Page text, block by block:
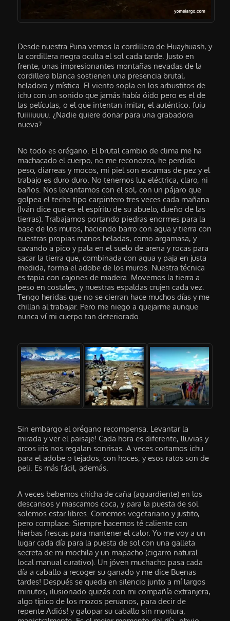
Desde nuestra Puna vemos la cordillera de Huayhuash, y
la cordillera negra oculta el sol cada tarde. Justo en
frente, unas impresionantes montañas nevadas de la
cordillera blanca sostienen una presencia brutal,
heladora y mística. El viento sopla en los arbustitos de
ichu con un sonido que jamás había óido pero es el de
las películas, o el que intentan imitar, el auténtico. fuiu
fuiiiiuuuu. ¿Nadie quiere donar para una grabadora
nueva?
No todo es orégano. El brutal cambio de clima me ha
machacado el cuerpo, no me reconozco, he perdido
peso, diarreas y mocos, mi piel son escamas de pez y el
trabajo es duro duro. No tenemos luz eléctrica, claro, ni
baños. Nos levantamos con el sol, con un pájaro que
golpea el techo tipo carpintero tres veces cada mañana
(Iván dice que es el espíritu de su abuelo, dueño de las
tierras). Trabajamos portando piedras enormes para la
base de los muros, haciendo barro con agua y tierra con
nuestras propias manos heladas, como argamasa, y
cavando a pico y pala en el suelo de arena y rocas para
sacar la tierra que, combinada con agua y paja en justa
medida, forma el adobe de los muros. Nuestra técnica
es tapia con cajones de madera. Movemos la tierra a
peso en costales, y nuestras espaldas crujen cada vez.
Tengo heridas que no se cierran hace muchos días y me
chillan al trabajar. Pero me niego a quejarme aunque
nunca ví mi cuerpo tan deteriorado.
Sin embargo el orégano recompensa. Levantar la
mirada y ver el paisaje! Cada hora es diferente, lluvias y
arcos iris nos regalan sonrisas. A veces cortamos ichu
para el adobe o tejados, con hoces, y esos ratos son de
peli. Es más fácil, además.
A veces bebemos chicha de caña (aguardiente) en los
descansos y mascamos coca, y para la puesta de sol
solemos estar libres. Comemos vegetariano y justito,
pero complace. Siempre hacemos té caliente con
hierbas frescas para mantener el calor. Yo me voy a un
lugar cada día para la puesta de sol con una galleta
secreta de mi mochila y un mapacho (cigarro natural
local manual curativo). Un jóven muchacho pasa cada
día a caballo a recoger su ganado y me dice Buenas
tardes! Después se queda en silencio junto a mí largos
minutos, ilusionado quizás con mi compañía extranjera,
algo típico de los mozos peruanos, para decir de
repente Adiós! y galopar su caballo sin montura,